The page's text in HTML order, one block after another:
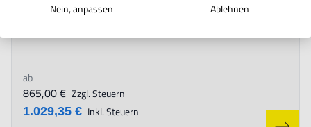
The price depends on the options chosen on the product page
ab
1.029,35 € Inkl. Steuern
865,00 € Zzgl. Steuern
Nein, anpassen
Ablehnen